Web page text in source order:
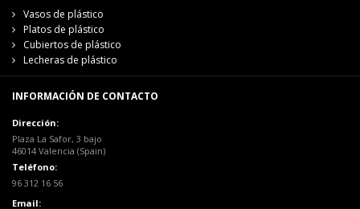
Vasos de plástico
Platos de plástico
Cubiertos de plástico
Lecheras de plástico
INFORMACIÓN DE CONTACTO
Dirección:
Plaza La Safor, 3 bajo
46014 Valencia (Spain)
Teléfono:
96 312 16 56
Email: